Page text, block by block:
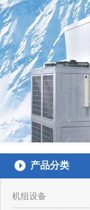
产品分类
机组设备